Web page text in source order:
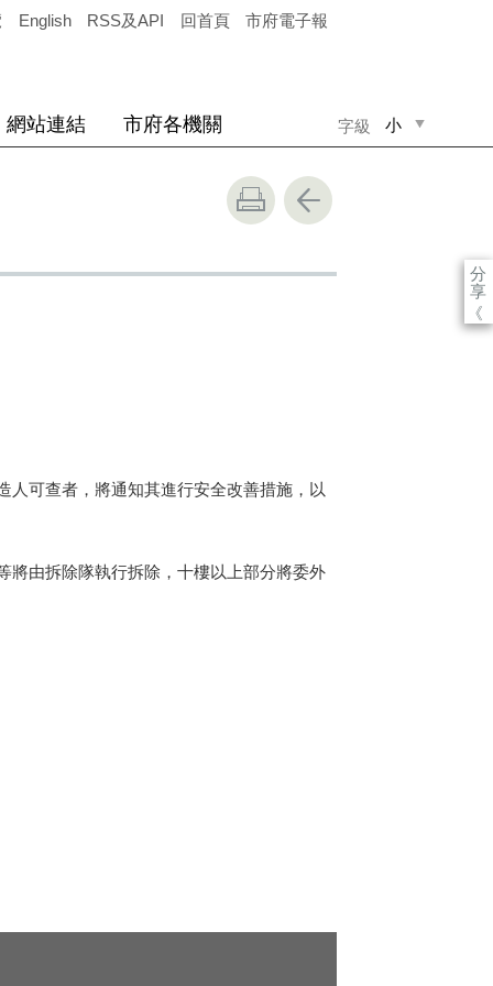
English RSS及API 回首頁 市府電子報
字級 小
網站連結 市府各機關
分
享
《
可查者，將通知其進行安全改善措施，以
由拆除隊執行拆除，十樓以上部分將委外